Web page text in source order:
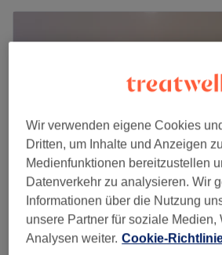
hair atelier
Wir verwenden eigene Cookies
Dritten, um Inhalte und Anzeigen
Medienfunktionen bereitzustellen
Datenverkehr zu analysieren. Wir
Informationen über die Nutzung
unsere Partner für soziale Medien,
Analysen weiter. Cookie-